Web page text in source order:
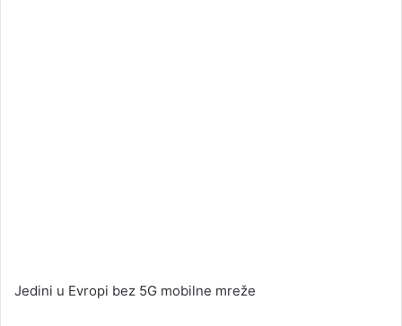
Jedini u Evropi bez 5G mobilne mreže